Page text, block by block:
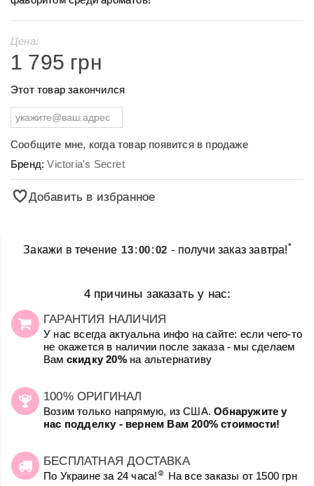
Цена:
1 795 грн
Этот товар закончился
Сообщите мне, когда товар появится в продаже
Бренд:Victoria's Secret
Добавить в избранное
Закажи в течение 13:00:02 - получи заказ завтра!*
4 причины заказать у нас:
ГАРАНТИЯ НАЛИЧИЯ
У нас всегда актуальна инфо на сайте: если чего-то
не окажется в наличии после заказа - мы сделаем
Вам скидку 20%на альтернативу
100% ОРИГИНАЛ
Возим только напрямую, из США.Обнаружите у
нас подделку - вернем Вам 200% стоимости!
БЕСПЛАТНАЯ ДОСТАВКА
По Украине за 24 часа! ☺
На все заказы от 1500 грн